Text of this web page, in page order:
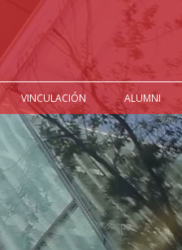
VINCULACIÓN ALUMNI